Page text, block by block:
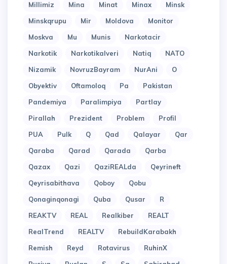
Millimiz
Mina Minat Minax
Minsk
Minskqrupu
Mir Moldova
Monitor
Moskva
Mu Munis
Narkotacir
Narkotik
Narkotikalveri Natiq
NATO
Nizamik
NovruzBayram NurAni
O
Obyektiv
Oftamoloq Pa
Pakistan
Pandemiya
Paralimpiya
Partlay
Pirallah
Prezident Problem
Profil
PUA
Pulk Q Qad Qalayar
Qar
Qaraba
Qarad Qarada
Qarba
Qazax
Qazi QaziREALda
Qeyrineft
Qeyrisabithava
Qoboy
Qobu
Qonaginqonagi
Quba Qusar
R
REAKTV
REAL Realkiber
REALT
RealTrend
REALTV
RebuildKarabakh
Remish
Reyd Rotavirus
RuhinX